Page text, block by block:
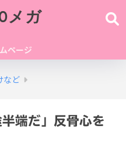
メガ
ページ
など
半端だ」反骨心を